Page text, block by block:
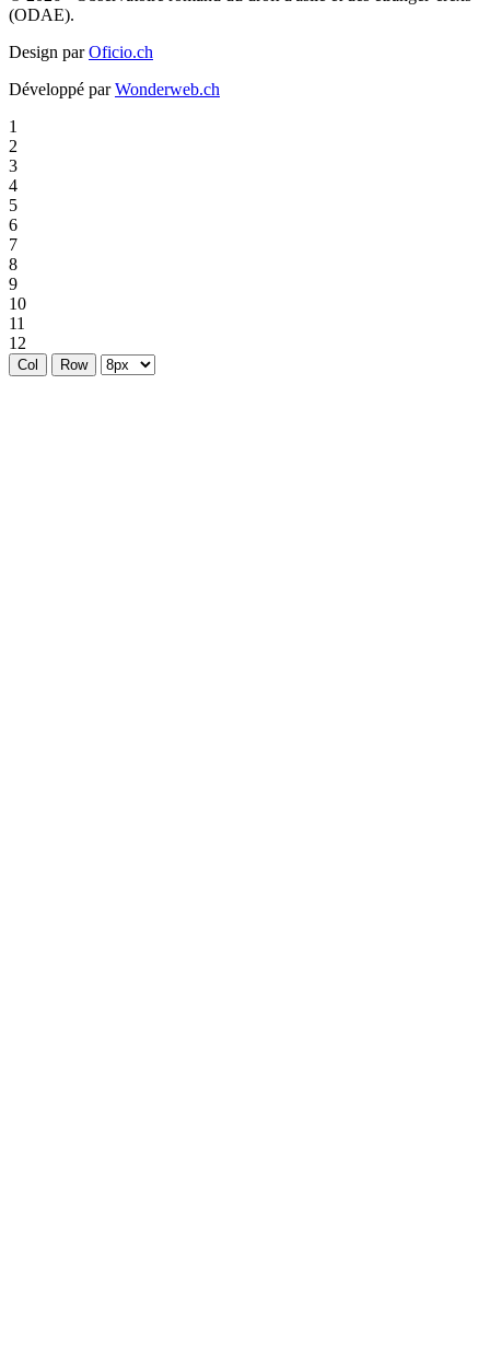
(ODAE).
Design parOficio.ch
Développé parWonderweb.ch
1
2
3
4
5
6
7
8
9
10
11
12
Col Row